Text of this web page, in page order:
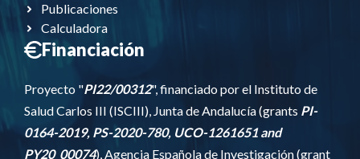
Publicaciones
Calculadora
Financiación
Proyecto "PI22/00312", financiado por el Instituto de
Salud Carlos III (ISCIII), Junta de Andalucía (grants PI-
0164-2019, PS-2020-780, UCO-1261651 and
PY20_00074), Agencia Española de Investigación(grant